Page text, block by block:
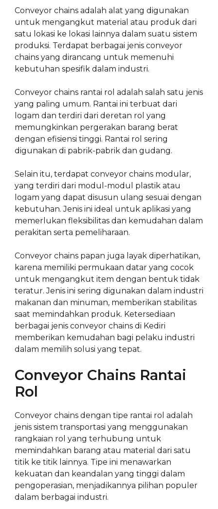
Conveyor chains adalah alat yang digunakan
untuk mengangkut material atau produk dari
satu lokasi ke lokasi lainnya dalam suatu sistem
produksi. Terdapat berbagai jenis conveyor
chains yang dirancang untuk memenuhi
kebutuhan spesifik dalam industri.
Conveyor chains rantai rol adalah salah satu jenis
yang paling umum. Rantai ini terbuat dari
logam dan terdiri dari deretan rol yang
memungkinkan pergerakan barang berat
dengan efisiensi tinggi. Rantai rol sering
digunakan di pabrik-pabrik dan gudang.
Selain itu, terdapat conveyor chains modular,
yang terdiri dari modul-modul plastik atau
logam yang dapat disusun ulang sesuai dengan
kebutuhan. Jenis ini ideal untuk aplikasi yang
memerlukan fleksibilitas dan kemudahan dalam
perakitan serta pemeliharaan.
Conveyor chains papan juga layak diperhatikan,
karena memiliki permukaan datar yang cocok
untuk mengangkut item dengan bentuk tidak
teratur. Jenis ini sering digunakan dalam industri
makanan dan minuman, memberikan stabilitas
saat memindahkan produk. Ketersediaan
berbagai jenis conveyor chains di Kediri
memberikan kemudahan bagi pelaku industri
dalam memilih solusi yang tepat.
Conveyor Chains Rantai
Rol
Conveyor chains dengan tipe rantai rol adalah
jenis sistem transportasi yang menggunakan
rangkaian rol yang terhubung untuk
memindahkan barang atau material dari satu
titik ke titik lainnya. Tipe ini menawarkan
kekuatan dan keandalan yang tinggi dalam
pengoperasian, menjadikannya pilihan populer
dalam berbagai industri.